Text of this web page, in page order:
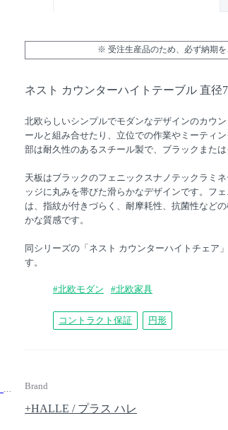
※ 受注生産品のため、必ず納期
ネスト カウンターハイトテーブル 直径
北欧らしいシンプルでモダンなデザインのカウ
ールと組み合せたり、立位での作業やミーティ
部は耐久性のあるスチール製で、ブラックまたは
天板はブラックのフェニックスナノテックラミ
ッジに丸みを帯びた滑らかなデザインです。フ
は、指紋が付きづらく、耐摩耗性、抗菌性など
かな質感です。
同シリーズの「ネスト カウンターハイトチェア
す。
#北欧モダン #北欧家具
コントラクト保証 円形
Brand
+HALLE / プラス ハレ